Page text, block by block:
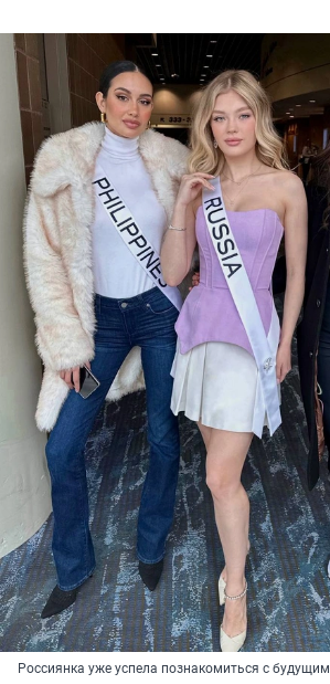
Россиянка уже успела познакомиться с